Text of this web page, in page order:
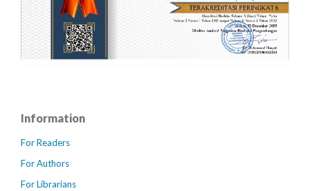
Information
For Readers
For Authors
For Librarians